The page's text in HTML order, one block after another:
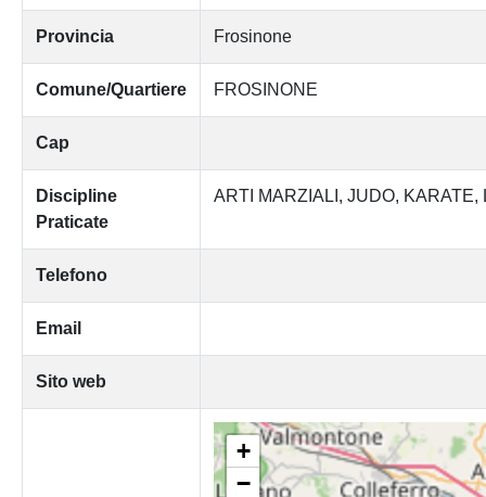
Provincia Frosinone
Comune/Quartiere FROSINONE
Cap
Discipline
Praticate
ARTI MARZIALI JUDO KARATE
Telefono
Email
Sito web
+
−